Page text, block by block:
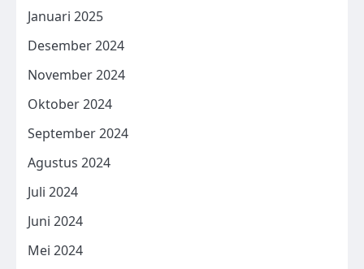
Januari 2025
Desember 2024
November 2024
Oktober 2024
September 2024
Agustus 2024
Juli 2024
Juni 2024
Mei 2024